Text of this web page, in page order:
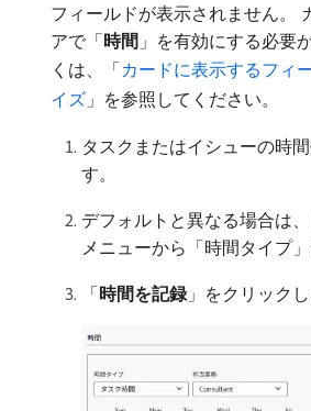
フィールドが表示されません。
アで「時間 」を有効にする必要
くは、「カードに表示するフィ
イズ 」を参照してください。
タスクまたはイシューの時
す。
デフォルトと異なる場合は
メニューから「時間タイプ」
「時間を記録」をクリックし